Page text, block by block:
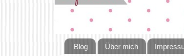
Blog Über mich